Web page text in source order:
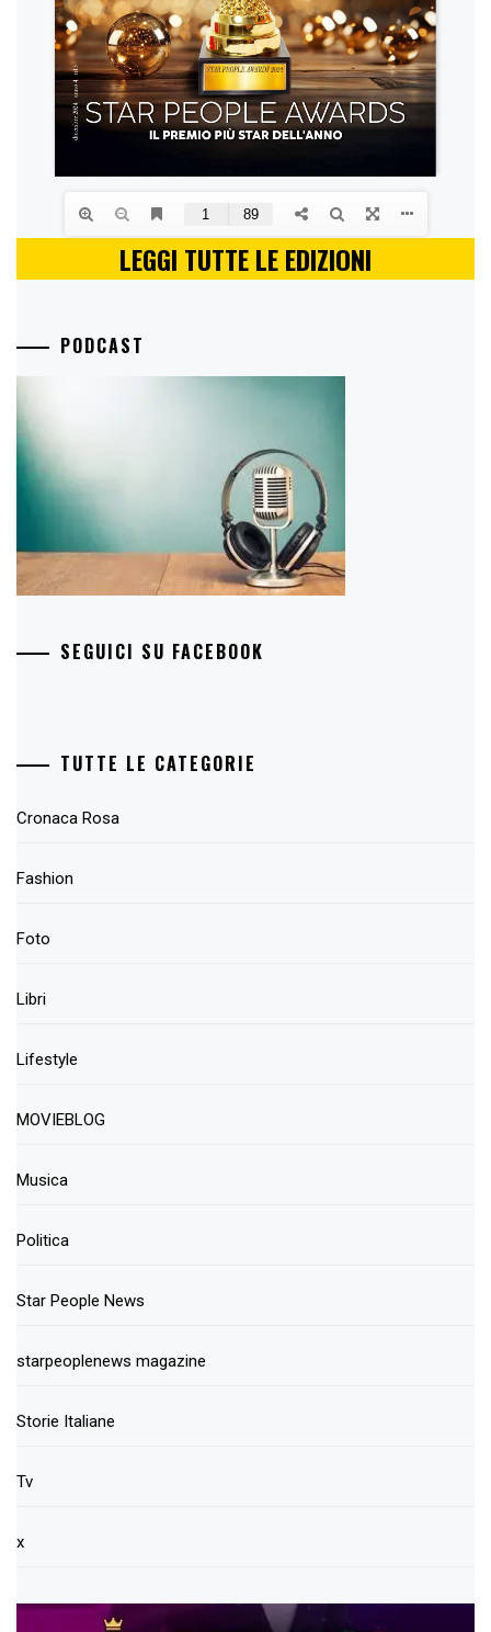
LEGGI TUTTE LE EDIZIONI
PODCAST
SEGUICI SU FACEBOOK
TUTTE LE CATEGORIE
Cronaca Rosa
Fashion
Foto
Libri
Lifestyle
MOVIEBLOG
Musica
Politica
Star People News
starpeoplenews magazine
Storie Italiane
Tv
x